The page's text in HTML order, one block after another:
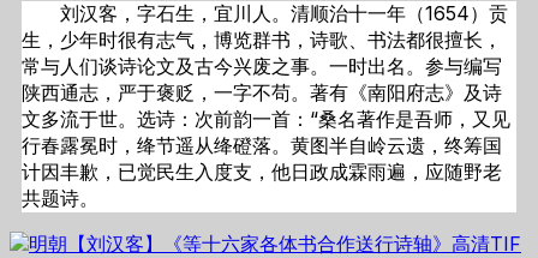
刘汉客，字石生，宜川人。清顺治十一年（1654）贡
生，少年时很有志气，博览群书，诗歌、书法都很擅长，
常与人们谈诗论文及古今兴废之事。一时出名。参与编写
陕西通志，严于褒贬，一字不苟。著有《南阳府志》及诗
文多流于世。选诗：次前韵一首：“桑名著作是吾师，又见
行春露冕时，绛节遥从绛磴落。黄图半自岭云遗，终筹国
计因丰歉，已觉民生入度支，他日政成霖雨遍，应随野老
共题诗。